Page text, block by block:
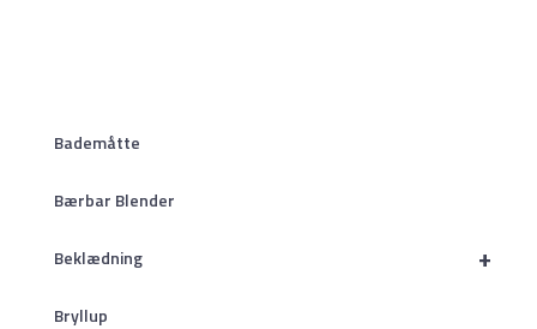
Bademåtte
Bærbar Blender
+
Beklædning
Bryllup